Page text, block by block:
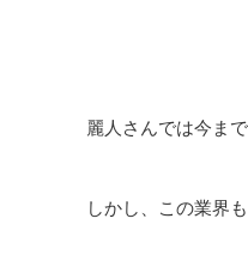
麗人さんでは今ま
しかし、この業界